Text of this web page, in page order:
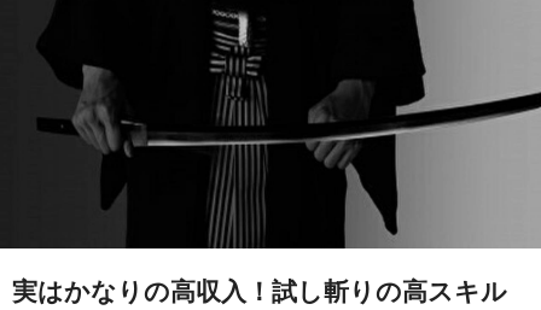
実はかなりの高収入！試し斬りの高スキル